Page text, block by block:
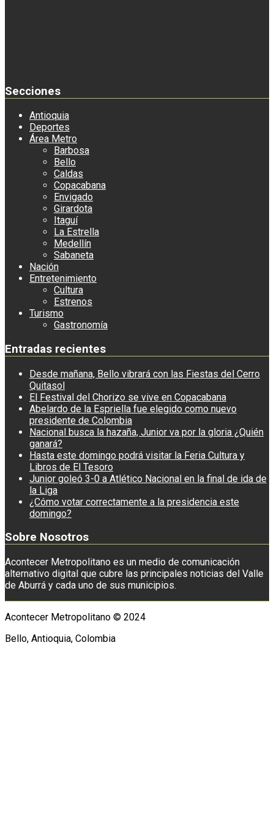
Secciones
Antioquia
Deportes
Área Metro
Barbosa
Bello
Caldas
Copacabana
Envigado
Girardota
Itaguí
La Estrella
Medellín
Sabaneta
Nación
Entretenimiento
Cultura
Estrenos
Turismo
Gastronomía
Entradas recientes
Desde mañana, Bello vibrará con las Fiestas del Cerro
Quitasol
El Festival del Chorizo se vive en Copacabana
Abelardo de la Espriella fue elegido como nuevo
presidente de Colombia
Nacional busca la hazaña, Junior va por la gloria ¿Quién
ganará?
Hasta este domingo podrá visitar la Feria Cultura y
Libros de El Tesoro
Junior goleó 3-0 a Atlético Nacional en la final de ida de
la Liga
¿Cómo votar correctamente a la presidencia este
domingo?
Sobre Nosotros
Acontecer Metropolitano es un medio de comunicación
alternativo digital que cubre las principales noticias del Valle
de Aburrá y cada uno de sus municipios.
Acontecer Metropolitano © 2024
Bello, Antioquia, Colombia